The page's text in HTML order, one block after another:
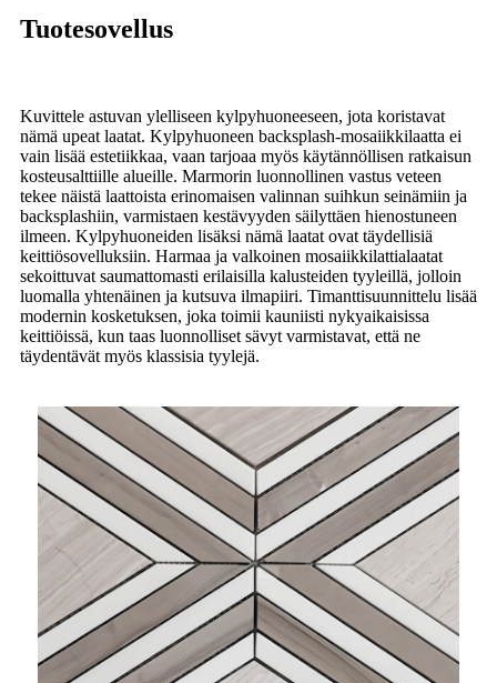
Tuotesovellus
Kuvittele astuvan ylelliseen kylpyhuoneeseen, jota koristavat
nämä upeat laatat. Kylpyhuoneen backsplash-mosaiikkilaatta ei
vain lisää estetiikkaa, vaan tarjoaa myös käytännöllisen ratkaisun
kosteusalttiille alueille. Marmorin luonnollinen vastus veteen
tekee näistä laattoista erinomaisen valinnan suihkun seinämiin ja
backsplashiin, varmistaen kestävyyden säilyttäen hienostuneen
ilmeen. Kylpyhuoneiden lisäksi nämä laatat ovat täydellisiä
keittiösovelluksiin. Harmaa ja valkoinen mosaiikkilattialaatat
sekoittuvat saumattomasti erilaisilla kalusteiden tyyleillä, jolloin
luomalla yhtenäinen ja kutsuva ilmapiiri. Timanttisuunnittelu lisää
modernin kosketuksen, joka toimii kauniisti nykyaikaisissa
keittiöissä, kun taas luonnolliset sävyt varmistavat, että ne
täydentävät myös klassisia tyylejä.